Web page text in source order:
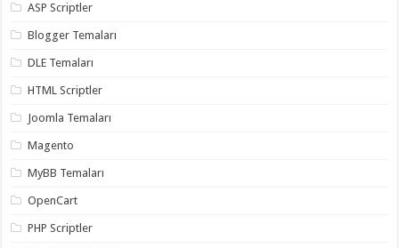
ASP Scriptler
Blogger Temaları
DLE Temaları
HTML Scriptler
Joomla Temaları
Magento
MyBB Temaları
OpenCart
PHP Scriptler